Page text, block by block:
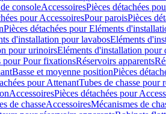
consoleAccessoiresPièces détachées
pour AccessoiresPour paroisPièces
Pièces détachées pour Eléments
d'installation pour lavabosEléments
pour urinoirsEléments d'installation pour
pour Pour fixationsRéservoirs apparents
Basse et moyenne positionPièces
pour AttenantTubes de chasse pour
AccessoiresPièces détachées pour
de chasseAccessoiresMécanismes de